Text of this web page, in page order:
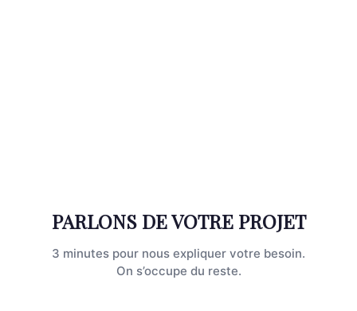
PARLONS DE VOTRE PROJET
3 minutes pour nous expliquer votre besoin.
On s’occupe du reste.